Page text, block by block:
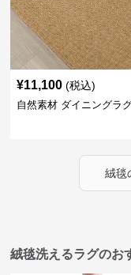
¥11,100 (税込)
自然素材 ダイニングラ
絨毯
絨毯洗えるラグのお